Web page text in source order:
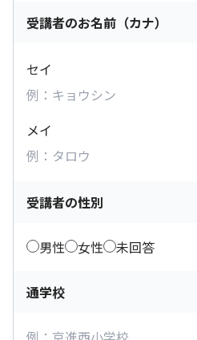
受講者のお名前（カナ）
セイ
メイ
受講者の性別
男性 女性 未回答
通学校